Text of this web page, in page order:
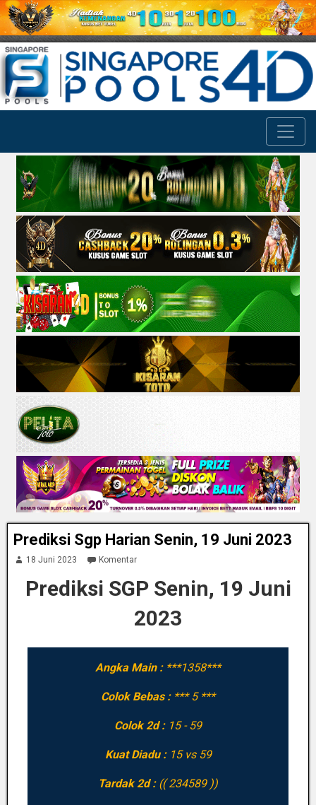
Prediksi Sgp Harian Senin, 19 Juni 2023
18 Juni 2023 Komentar
Prediksi SGP Senin, 19 Juni
2023
Angka Main : ***1358***
Colok Bebas : *** 5 ***
Colok 2d : 15 - 59
Kuat Diadu : 15 vs 59
Tardak 2d : (( 234589 ))